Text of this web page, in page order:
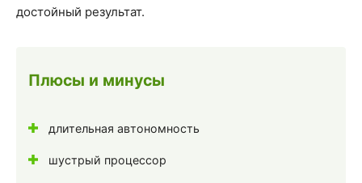
достойный результат.
Плюсы и минусы
длительная автономность
шустрый процессор